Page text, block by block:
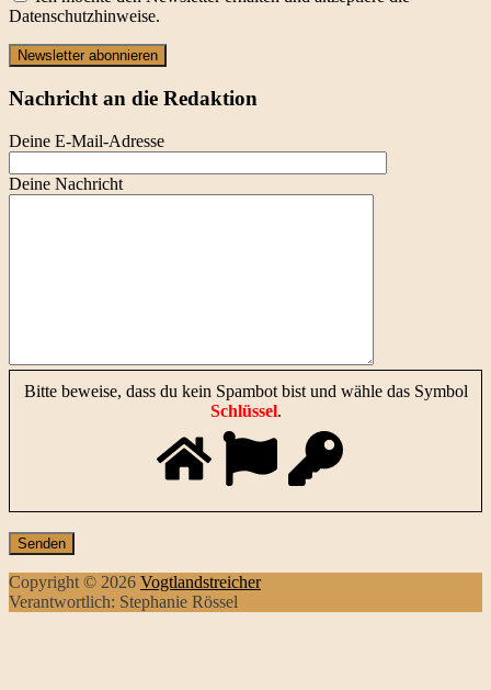
Datenschutzhinweise.
Newsletter abonnieren
Nachricht an die Redaktion
Deine E-Mail-Adresse
Deine Nachricht
Bitte beweise, dass du kein Spambot bist und wähle das Symbol
Schlüssel.
Copyright © 2026 Vogtlandstreicher
Verantwortlich: Stephanie Rössel